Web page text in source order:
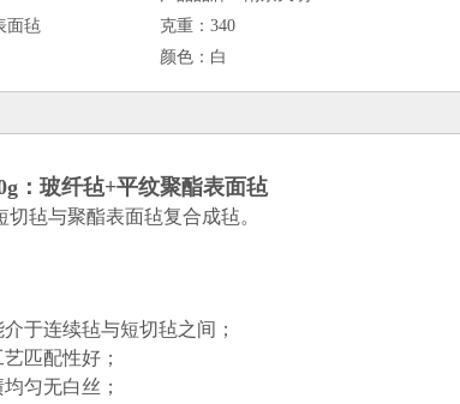
面毡 克重： 340
颜色： 白
：玻纤毡+平纹聚酯表面毡
毡与聚酯表面毡复合成毡。
于连续毡与短切毡之间；
匹配性好；
匀无白丝；